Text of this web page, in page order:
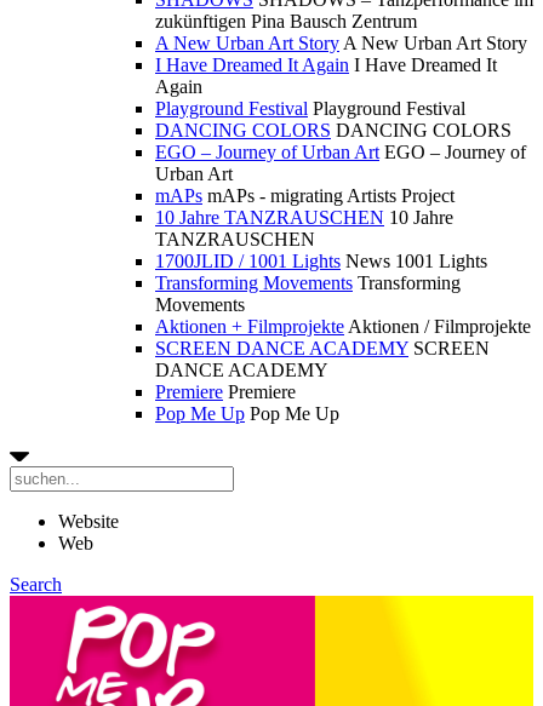
zukünftigen Pina Bausch Zentrum
A New Urban Art Story A New Urban Art Story
I Have Dreamed It Again I Have Dreamed It
Again
Playground Festival Playground Festival
DANCING COLORS DANCING COLORS
EGO – Journey of Urban Art EGO – Journey of
Urban Art
mAPs mAPs - migrating Artists Project
10 Jahre TANZRAUSCHEN 10 Jahre
TANZRAUSCHEN
1700JLID / 1001 Lights News 1001 Lights
Transforming Movements Transforming
Movements
Aktionen + Filmprojekte Aktionen / Filmprojekte
SCREEN DANCE ACADEMY SCREEN
DANCE ACADEMY
Premiere Premiere
Pop Me Up Pop Me Up
Website
Web
Search